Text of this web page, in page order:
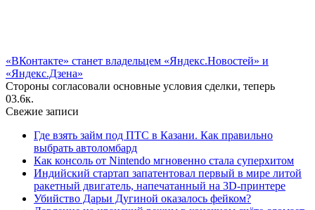
«ВКонтакте» станет владельцем «Яндекс.Новостей» и
«Яндекс.Дзена»
Стороны согласовали основные условия сделки, теперь
03.6к.
Свежие записи
Где взять займ под ПТС в Казани. Как правильно
выбрать автоломбард
Как консоль от Nintendo мгновенно стала суперхитом
Индийский стартап запатентовал первый в мире литой
ракетный двигатель, напечатанный на 3D-принтере
Убийство Дарьи Дугиной оказалось фейком?